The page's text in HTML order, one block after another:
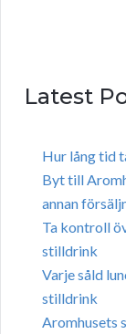
Latest
Hur lång tid
Byt till
annan
Ta kontroll
stilldrink
Varje såld
stilldrink
Aromhusets